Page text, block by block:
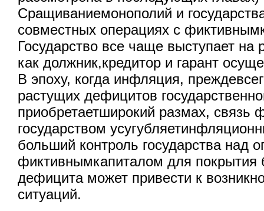
Сращиваниемонополий и
совместных операциях с
Государство все чаще выступает на
как должник,кредитор и гарант
В эпоху, когда инфляция,
растущих дефицитов
приобретаетширокий размах, связь
государством
больший контроль государства над
фиктивнымкапиталом для покрытия
дефицита может привести к
ситуаций.